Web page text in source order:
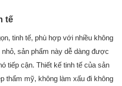
tế
tinh tế, phù hợp với nhiều không
sản phẩm này dễ dàng được
tiếp cận. Thiết kế tinh tế của sản
thẩm mỹ, không làm xấu đi không